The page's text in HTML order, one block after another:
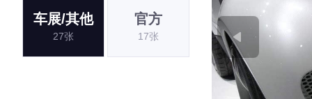
车展/其他
27张
官方
17张